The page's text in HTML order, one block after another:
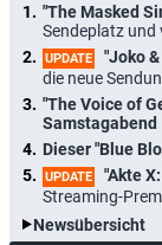
"The Masked
Sendeplatz und
UPDATE "Joko
die neue
"The Voice of
Samstagabend
Dieser "Blue
UPDATE "Akte X:
Streaming-
Newsübersicht